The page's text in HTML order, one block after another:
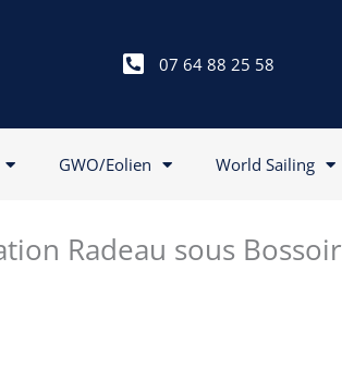
07 64 88 25 58
GWO/Eolien World Sailing
Radeau sous Bossoir